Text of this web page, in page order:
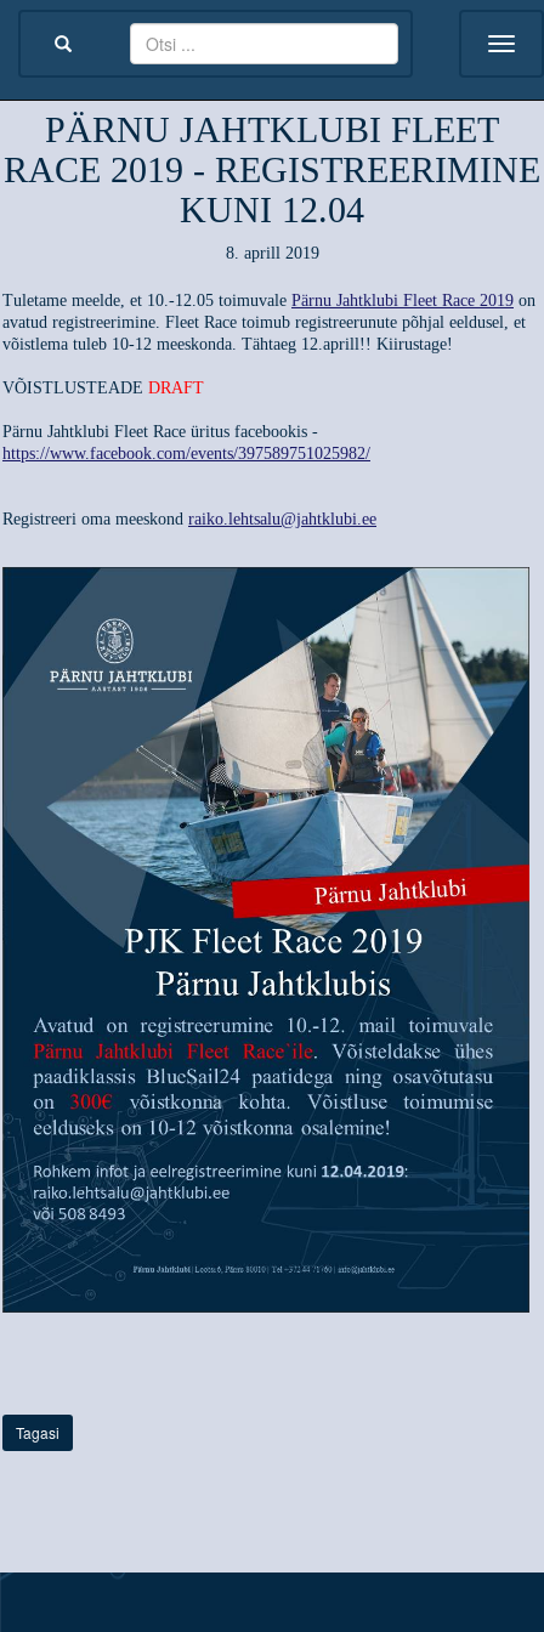
PÄRNU JAHTKLUBI FLEET
RACE 2019 - REGISTREERIMINE
KUNI 12.04
8. aprill 2019
Tuletame meelde, et 10.-12.05 toimuvale Pärnu Jahtklubi Fleet Race 2019 on
avatud registreerimine. Fleet Race toimub registreerunute põhjal eeldusel, et
võistlema tuleb 10-12 meeskonda. Tähtaeg 12.aprill!! Kiirustage!
VÕISTLUSTEADE DRAFT
Pärnu Jahtklubi Fleet Race üritus facebookis -
https://www.facebook.com/events/397589751025982/
Registreeri oma meeskond raiko.lehtsalu@jahtklubi.ee
Tagasi